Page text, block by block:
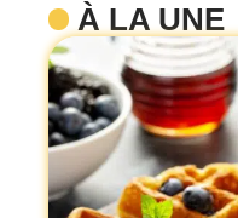
À LA UNE